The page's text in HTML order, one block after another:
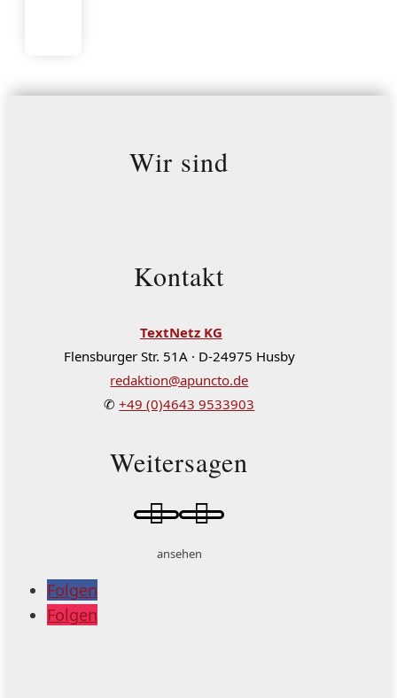
Wir sind
Kontakt
TextNetz KG
Flensburger Str. 51A · D-24975 Husby
redaktion@apuncto.de
✆+49 (0)4643 9533903
Weitersagen
 
ansehen
Folgen
Folgen